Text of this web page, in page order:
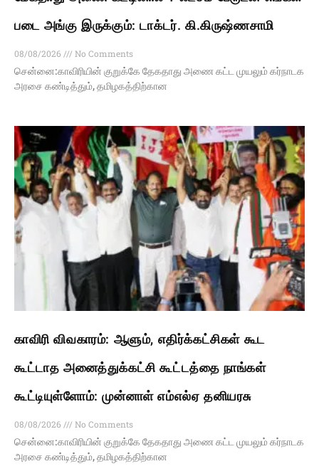
படை அங்கு இருக்கும்: டாக்டர். கி.கிருஷ்ணசாமி
08/08/2026
No Comments
சென்னை:காவிரியின் குறுக்கே தேகதாது அணை கட்ட முயலும் கர்நாடக
அரசை கண்டித்தும், தமிழகத்திற்கான
காவிரி விவகாரம்: ஆளும், எதிர்க்கட்சிகள் கூட
கூட்டாத அனைத்துக்கட்சி கூட்டத்தை நாங்கள்
கூட்டியுள்ளோம்: முன்னாள் எம்எல்ஏ தனியரசு
08/08/2026
No Comments
சென்னை:காவிரியின் குறுக்கே தேகதாது அணை கட்ட முயலும் கர்நாடக
அரசை கண்டித்தும், தமிழகத்திற்கான